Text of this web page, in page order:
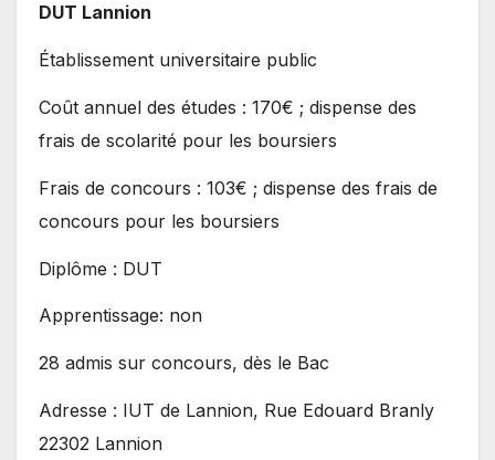
DUT Lannion
Établissement universitaire public
Coût annuel des études : 170€ ; dispense des
frais de scolarité pour les boursiers
Frais de concours : 103€ ; dispense des frais de
concours pour les boursiers
Diplôme : DUT
Apprentissage: non
28 admis sur concours, dès le Bac
Adresse : IUT de Lannion, Rue Edouard Branly
22302 Lannion